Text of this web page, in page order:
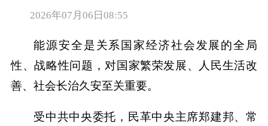
2026年07月06日08:55
能源安全是关系国家经济社会发展的全局
性、战略性问题，对国家繁荣发展、人民生活改
善、社会长治久安至关重要。
受中共中央委托，民革中央主席郑建邦、常